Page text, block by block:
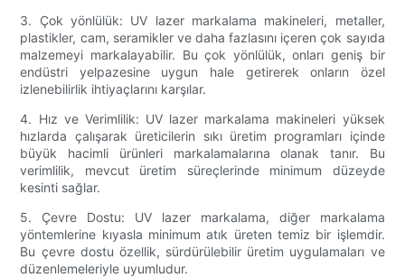
3. Çok yönlülük: UV lazer markalama makineleri, metaller,
plastikler, cam, seramikler ve daha fazlasını içeren çok sayıda
malzemeyi markalayabilir. Bu çok yönlülük, onları geniş bir
endüstri yelpazesine uygun hale getirerek onların özel
izlenebilirlik ihtiyaçlarını karşılar.
4. Hız ve Verimlilik: UV lazer markalama makineleri yüksek
hızlarda çalışarak üreticilerin sıkı üretim programları içinde
büyük hacimli ürünleri markalamalarına olanak tanır. Bu
verimlilik, mevcut üretim süreçlerinde minimum düzeyde
kesinti sağlar.
5. Çevre Dostu: UV lazer markalama, diğer markalama
yöntemlerine kıyasla minimum atık üreten temiz bir işlemdir.
Bu çevre dostu özellik, sürdürülebilir üretim uygulamaları ve
düzenlemeleriyle uyumludur.